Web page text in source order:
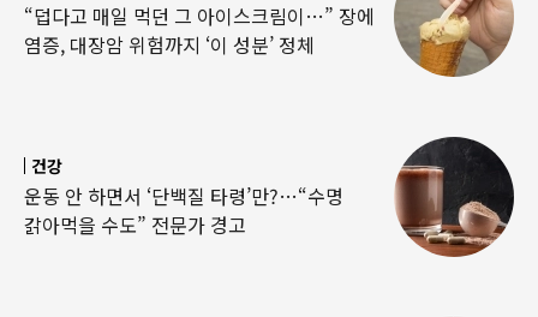
“덥다고 매일 먹던 그 아이스크림이…” 장에
염증, 대장암 위험까지 ‘이 성분’ 정체
건강
운동 안 하면서 ‘단백질 타령’만?…“수명
갉아먹을 수도” 전문가 경고